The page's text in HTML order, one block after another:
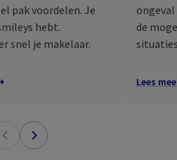
pak voordelen. Je
hebt.
snel je makelaar.
ongeval
de
Lees